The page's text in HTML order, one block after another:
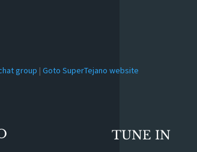
group | Goto SuperTejano website
TUNE IN